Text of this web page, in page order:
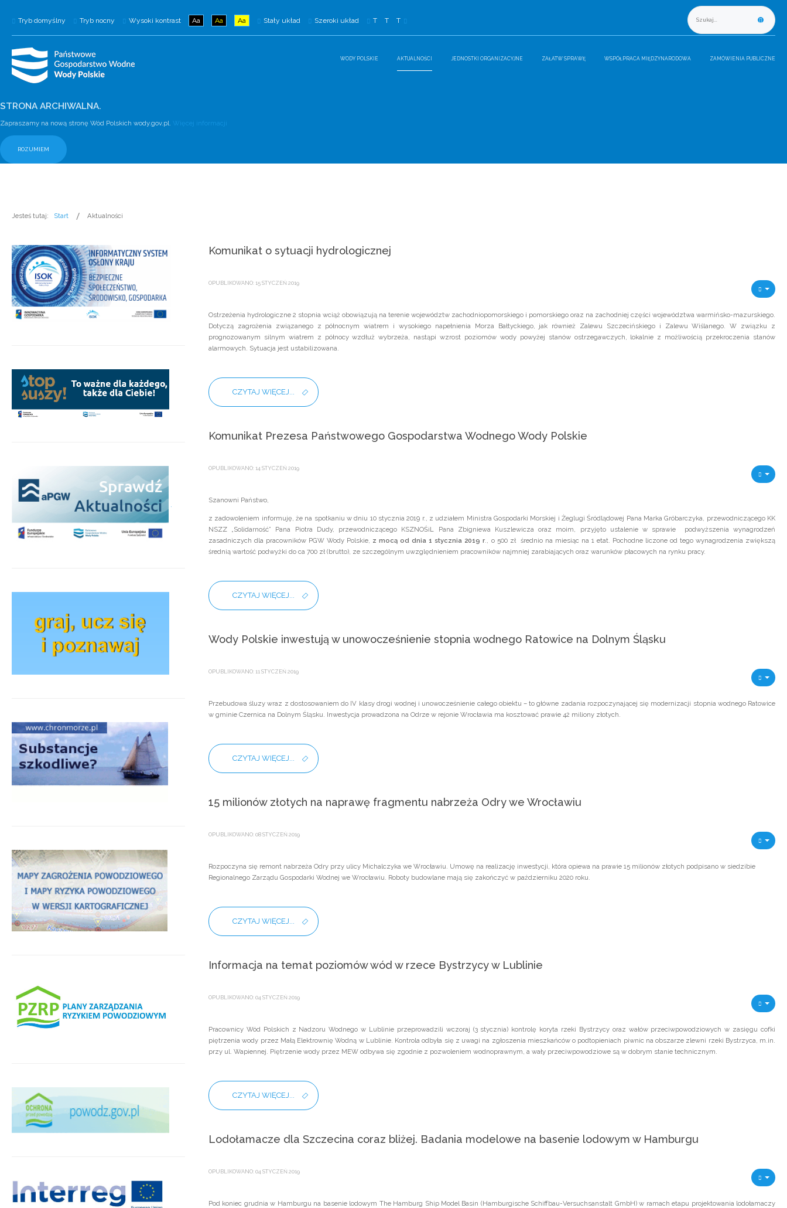
Tryb domyślny Tryb nocny Wysoki kontrast Aa Aa Aa Stały układ Szeroki układ T T T
WODY POLSKIE AKTUALNOŚCI JEDNOSTKI ORGANIZACYJNE ZAŁATW SPRAWĘ WSPÓŁPRACA MIĘDZYNARODOWA ZAMÓWIENIA PUBLICZNE
STRONA ARCHIWALNA.
Zapraszamy na nową stronę Wód Polskich wody.gov.pl. Więcej informacji
ROZUMIEM
Jesteś tutaj: Start Aktualności
Komunikat o sytuacji hydrologicznej
OPUBLIKOWANO: 15 STYCZEŃ 2019
Ostrzeżenia hydrologiczne 2 stopnia wciąż obowiązują na terenie województw zachodniopomorskiego i pomorskiego oraz na zachodniej części województwa warmińsko-mazurskiego.
Dotyczą zagrożenia związanego z północnym wiatrem i wysokiego napełnienia Morza Bałtyckiego, jak również Zalewu Szczecińskiego i Zalewu Wiślanego. W związku z
prognozowanym silnym wiatrem z północy wzdłuż wybrzeża, nastąpi wzrost poziomów wody powyżej stanów ostrzegawczych, lokalnie z możliwością przekroczenia stanów
alarmowych. Sytuacja jest ustabilizowana.
CZYTAJ WIĘCEJ...
Komunikat Prezesa Państwowego Gospodarstwa Wodnego Wody Polskie
OPUBLIKOWANO: 14 STYCZEŃ 2019
Szanowni Państwo,
z zadowoleniem informuję, że na spotkaniu w dniu 10 stycznia 2019 r., z udziałem Ministra Gospodarki Morskiej i Żeglugi Śródlądowej Pana Marka Gróbarczyka, przewodniczącego KK
NSZZ „Solidarność” Pana Piotra Dudy, przewodniczącego KSZNOŚiL Pana Zbigniewa Kuszlewicza oraz moim, przyjęto ustalenie w sprawie podwyższenia wynagrodzeń
zasadniczych dla pracowników PGW Wody Polskie, z mocą od dnia 1 stycznia 2019 r ., o 500 zł średnio na miesiąc na 1 etat. Pochodne liczone od tego wynagrodzenia zwiększą
średnią wartość podwyżki do ca 700 zł (brutto), ze szczególnym uwzględnieniem pracowników najmniej zarabiających oraz warunków płacowych na rynku pracy.
CZYTAJ WIĘCEJ...
Wody Polskie inwestują w unowocześnienie stopnia wodnego Ratowice na Dolnym Śląsku
OPUBLIKOWANO: 11 STYCZEŃ 2019
Przebudowa śluzy wraz z dostosowaniem do IV klasy drogi wodnej i unowocześnienie całego obiektu – to główne zadania rozpoczynającej się modernizacji stopnia wodnego Ratowice
w gminie Czernica na Dolnym Śląsku. Inwestycja prowadzona na Odrze w rejonie Wrocławia ma kosztować prawie 42 miliony złotych.
CZYTAJ WIĘCEJ...
15 milionów złotych na naprawę fragmentu nabrzeża Odry we Wrocławiu
OPUBLIKOWANO: 08 STYCZEŃ 2019
Rozpoczyna się remont nabrzeża Odry przy ulicy Michalczyka we Wrocławiu. Umowę na realizację inwestycji, która opiewa na prawie 15 milionów złotych podpisano w siedzibie
Regionalnego Zarządu Gospodarki Wodnej we Wrocławiu. Roboty budowlane mają się zakończyć w październiku 2020 roku.
CZYTAJ WIĘCEJ...
Informacja na temat poziomów wód w rzece Bystrzycy w Lublinie
OPUBLIKOWANO: 04 STYCZEŃ 2019
Pracownicy Wód Polskich z Nadzoru Wodnego w Lublinie przeprowadzili wczoraj (3 stycznia) kontrolę koryta rzeki Bystrzycy oraz wałów przeciwpowodziowych w zasięgu cofki
piętrzenia wody przez Małą Elektrownię Wodną w Lublinie. Kontrola odbyła się z uwagi na zgłoszenia mieszkańców o podtopieniach piwnic na obszarze zlewni rzeki Bystrzyca, m.in.
przy ul. Wapiennej. Piętrzenie wody przez MEW odbywa się zgodnie z pozwoleniem wodnoprawnym, a wały przeciwpowodziowe są w dobrym stanie technicznym.
CZYTAJ WIĘCEJ...
Lodołamacze dla Szczecina coraz bliżej. Badania modelowe na basenie lodowym w Hamburgu
OPUBLIKOWANO: 04 STYCZEŃ 2019
Pod koniec grudnia w Hamburgu na basenie lodowym The Hamburg Ship Model Basin (Hamburgische Schiffbau-Versuchsanstalt GmbH) w ramach etapu projektowania lodołamaczy
.